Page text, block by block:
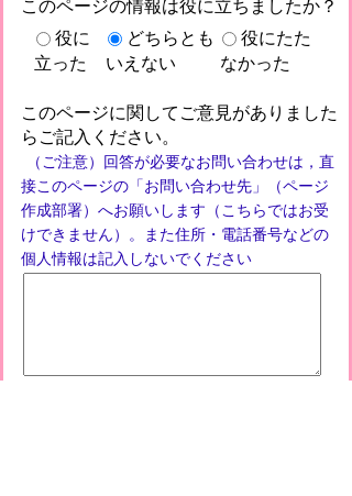
このページの情報は役に立ちましたか？
役に
立った
どちらとも
いえない
役にたた
なかった
このページに関してご意見がありました
らご記入ください。
（ご注意）回答が必要なお問い合わせは，直
接このページの「お問い合わせ先」（ページ
作成部署）へお願いします（こちらではお受
けできません）。また住所・電話番号などの
個人情報は記入しないでください